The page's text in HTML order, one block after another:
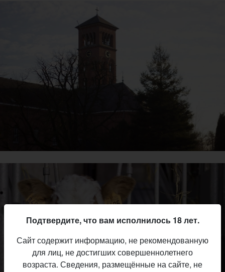
Подтвердите, что вам исполнилось 18 лет.
Сайт содержит информацию, не рекомендованную
для лиц, не достигших совершеннолетнего
возраста. Сведения, размещённые на сайте, не